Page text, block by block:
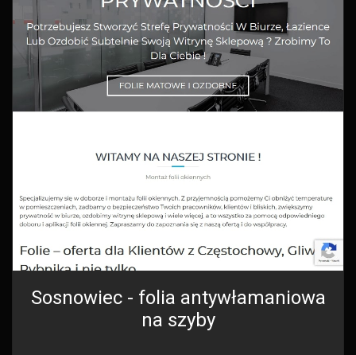
Sosnowiec - folia antywłamaniowa
na szyby